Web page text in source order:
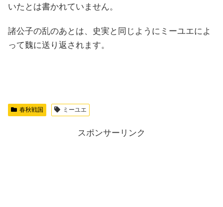
いたとは書かれていません。
諸公子の乱のあとは、史実と同じようにミーユエによ
って魏に送り返されます。
春秋戦国 ミーユエ
スポンサーリンク